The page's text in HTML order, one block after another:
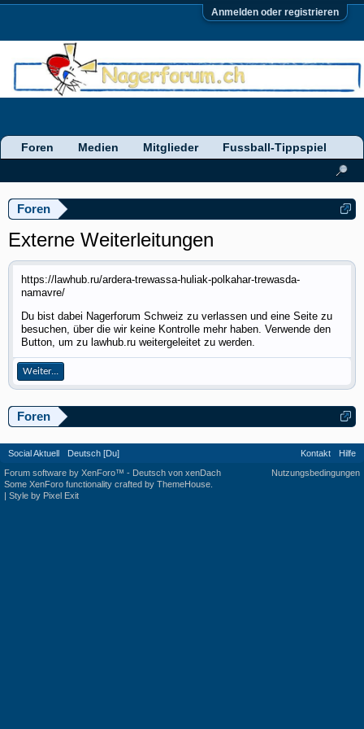
Anmelden oder registrieren
Foren
Externe Weiterleitungen
https://lawhub.ru/ardera-trewassa-huliak-polkahar-trewasda-
namavre/
Du bist dabei Nagerforum Schweiz zu verlassen und eine Seite zu
besuchen, über die wir keine Kontrolle mehr haben. Verwende den
Button, um zu lawhub.ru weitergeleitet zu werden.
Weiter...
Foren
Foren Medien Mitglieder Fussball-Tippspiel
Social Aktuell Deutsch [Du] Kontakt
Hilfe
Nutzungsbedingungen
Forum software by XenForo™ - Deutsch von xenDach
Some XenForo functionality crafted by ThemeHouse
| Style by Pixel Exit